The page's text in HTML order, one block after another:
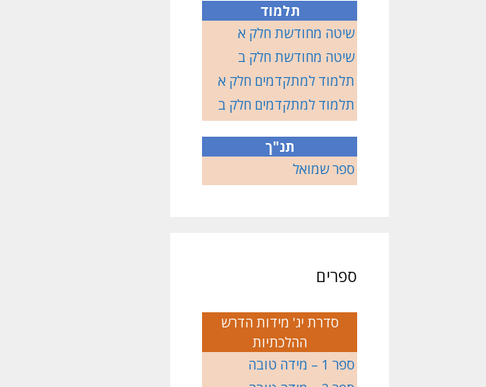
תלמוד
שיטה מחודשת חלק א
שיטה מחודשת חלק ב
תלמוד למתקדמים חלק א
תלמוד למתקדמים חלק ב
תנ"ך
ספר שמואל
ספרים
סדרת יג' מידות הדרש
ההלכתיות
ספר 1 – מידה טובה